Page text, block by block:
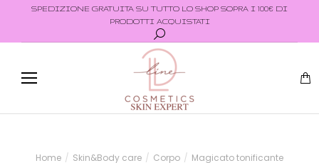
SPEDIZIONE GRATUITA SU TUTTO LO SHOP SOPRA I 100€ DI
PRODOTTI ACQUISTATI
Tu sei qui:
Home Skin&Body care Corpo Magicato tonificante